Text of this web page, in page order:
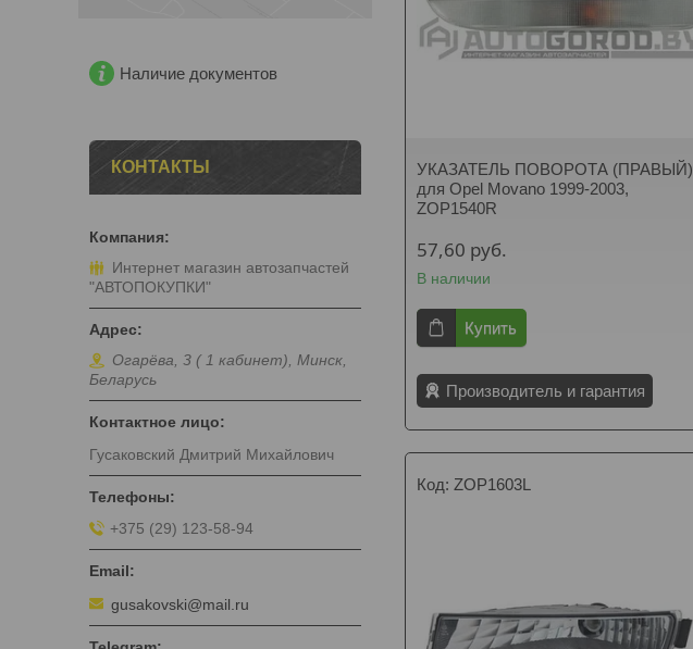
УКАЗАТЕЛЬ ПОВОРОТА (ПРАВЫЙ)
для Opel Movano 1999-2003,
ZOP1540R
57,60 руб.
В наличии
Купить
Производитель и гарантия
ZOP1603L
Наличие документов
КОНТАКТЫ
Интернет магазин автозапчастей
"АВТОПОКУПКИ"
Огарёва, 3 ( 1 кабинет), Минск,
Беларусь
Гусаковский Дмитрий Михайлович
+375 (29) 123-58-94
gusakovski@mail.ru